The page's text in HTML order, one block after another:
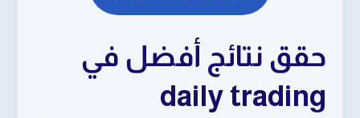
حقق نتائج أفضل في
daily trading